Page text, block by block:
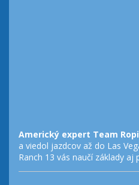
Americký expert Team
a viedol jazdcov až do Las
Ranch 13 vás naučí základy